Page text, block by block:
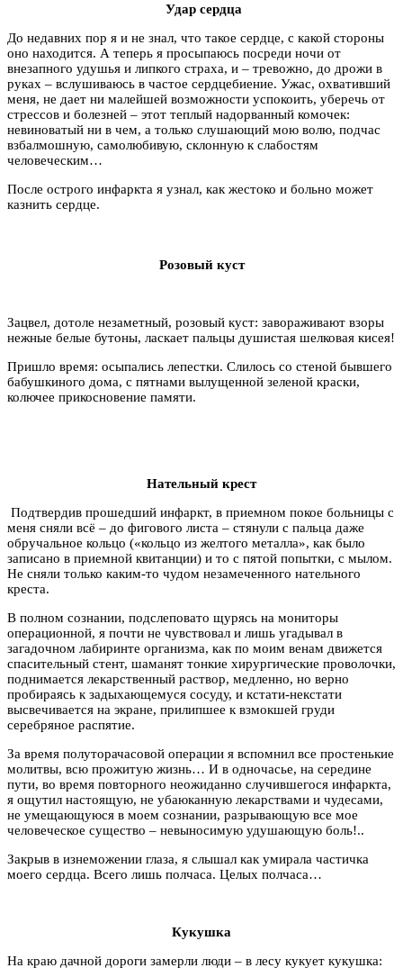
Удар сердца
До недавних пор я и не знал, что такое сердце, с какой стороны
оно находится. А теперь я просыпаюсь посреди ночи от
внезапного удушья и липкого страха, и – тревожно, до дрожи в
руках – вслушиваюсь в частое сердцебиение. Ужас, охвативший
меня, не дает ни малейшей возможности успокоить, уберечь от
стрессов и болезней – этот теплый надорванный комочек:
невиноватый ни в чем, а только слушающий мою волю, подчас
взбалмошную, самолюбивую, склонную к слабостям
человеческим…
После острого инфаркта я узнал, как жестоко и больно может
казнить сердце.
Розовый куст
Зацвел, дотоле незаметный, розовый куст: завораживают взоры
нежные белые бутоны, ласкает пальцы душистая шелковая кисея!
Пришло время: осыпались лепестки. Слилось со стеной бывшего
бабушкиного дома, с пятнами вылущенной зеленой краски,
колючее прикосновение памяти.
Нательный крест
Подтвердив прошедший инфаркт, в приемном покое больницы с
меня сняли всё – до фигового листа – стянули с пальца даже
обручальное кольцо («кольцо из желтого металла», как было
записано в приемной квитанции) и то с пятой попытки, с мылом.
Не сняли только каким-то чудом незамеченного нательного
креста.
В полном сознании, подслеповато щурясь на мониторы
операционной, я почти не чувствовал и лишь угадывал в
загадочном лабиринте организма, как по моим венам движется
спасительный стент, шаманят тонкие хирургические проволочки,
поднимается лекарственный раствор, медленно, но верно
пробираясь к задыхающемуся сосуду, и кстати-некстати
высвечивается на экране, прилипшее к взмокшей груди
серебряное распятие.
За время полуторачасовой операции я вспомнил все простенькие
молитвы, всю прожитую жизнь… И в одночасье, на середине
пути, во время повторного неожиданно случившегося инфаркта,
я ощутил настоящую, не убаюканную лекарствами и чудесами,
не умещающуюся в моем сознании, разрывающую все мое
человеческое существо – невыносимую удушающую боль!..
Закрыв в изнеможении глаза, я слышал как умирала частичка
моего сердца. Всего лишь полчаса. Целых полчаса…
Кукушка
На краю дачной дороги замерли люди – в лесу кукует кукушка: